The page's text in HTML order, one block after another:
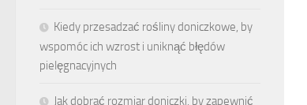
Kiedy przesadzać rośliny doniczkowe, by
wspomóc ich wzrost i uniknąć błędów
pielęgnacyjnych
Jak dobrać rozmiar doniczki, by zapewnić